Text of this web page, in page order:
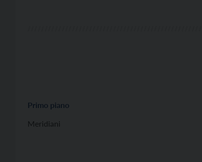
Primo piano
Meridiani